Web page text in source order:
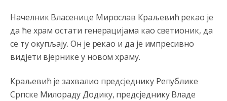
Начелник Власенице Мирослав Краљевић рекао је
да ће храм остати генерацијама као светионик, да
се ту окупљају. Он је рекао и да је импресивно
видјети вјернике у новом храму.
Краљевић је захвалио предсједнику Републике
Српске Милораду Додику, предсједнику Владе
Анонимно2806773
АМЕРИКАНЦИ ДО КРАЈА ГОДИНЕ ОДЛАЗЕ СА
КОСОВА
Затвара се и база Бондстил, у којој је лета 1999.
године било чак 7.000 војника.